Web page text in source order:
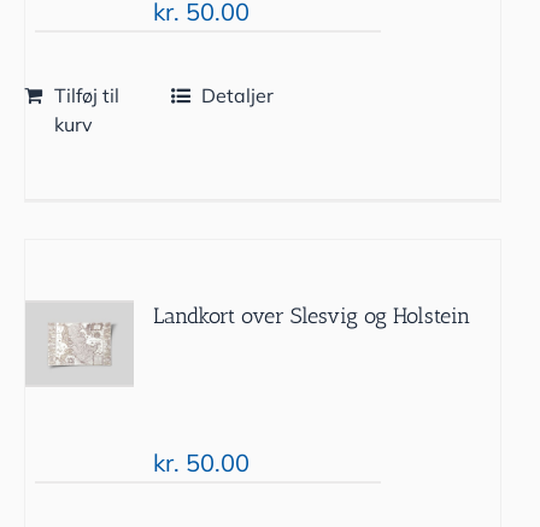
kr. 50.00
Tilføj til
kurv
Detaljer
Landkort over Slesvig og Holstein
kr. 50.00